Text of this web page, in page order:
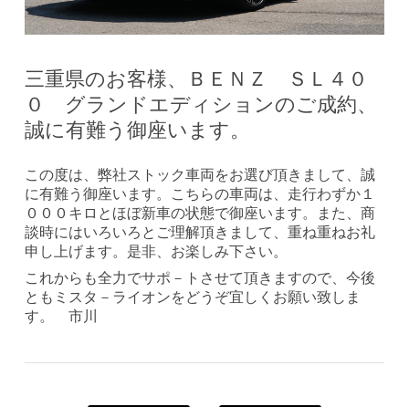
三重県のお客様、ＢＥＮＺ ＳＬ４０
０ グランドエディションのご成約、
誠に有難う御座います。
この度は、弊社ストック車両をお選び頂きまして、誠
に有難う御座います。こちらの車両は、走行わずか１
０００キロとほぼ新車の状態で御座います。また、商
談時にはいろいろとご理解頂きまして、重ね重ねお礼
申し上げます。是非、お楽しみ下さい。
これからも全力でサポ－トさせて頂きますので、今後
ともミスタ－ライオンをどうぞ宜しくお願い致しま
す。 市川